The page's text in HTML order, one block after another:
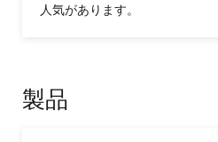
人気があります。
製品